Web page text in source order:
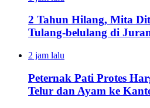
2 Tahun Hilang, Mita
Tulang-belulang di
2 jam lalu
Peternak Pati Protes
Telur dan Ayam ke